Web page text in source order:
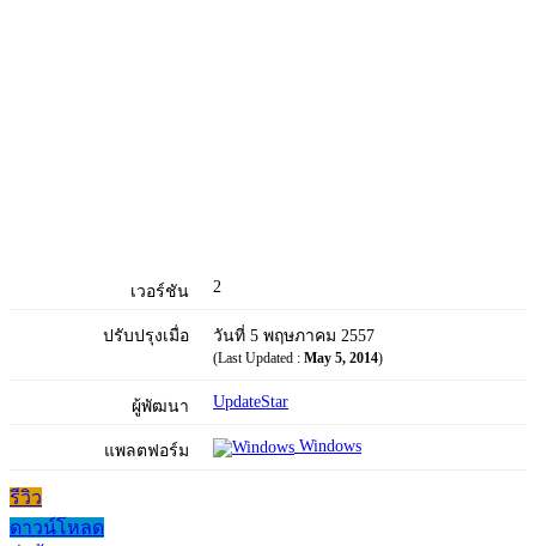
เวอร์ชัน 2
ปรับปรุงเมื่อ วันที่ 5 พฤษภาคม 2557
(Last Updated : May 5, 2014)
ผู้พัฒนา UpdateStar
แพลตฟอร์ม Windows
รีวิว
ดาวน์โหลด